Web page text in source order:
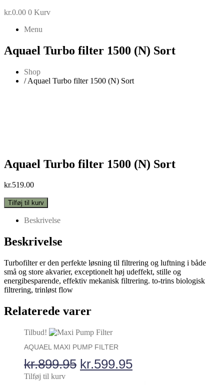
kr.0.00 0 Kurv
Menu
Aquael Turbo filter 1500 (N) Sort
Shop
/ Aquael Turbo filter 1500 (N) Sort
Aquael Turbo filter 1500 (N) Sort
kr.519.00
Aquael
Turbo
filter
(N)
Sort
Tilføj til kurv
Beskrivelse
Beskrivelse
Turbofilter er den perfekte løsning til filtrering og luftning i både
små og store akvarier, exceptionelt høj udeffekt, stille og
energibesparende, effektiv mekanisk filtrering. to-trins biologisk
filtrering, trinløst flow
Relaterede varer
Tilbud!
AQUAEL MAXI PUMP FILTER
kr.899.95 Den
kr.599.95Den
Tilføj til kurv